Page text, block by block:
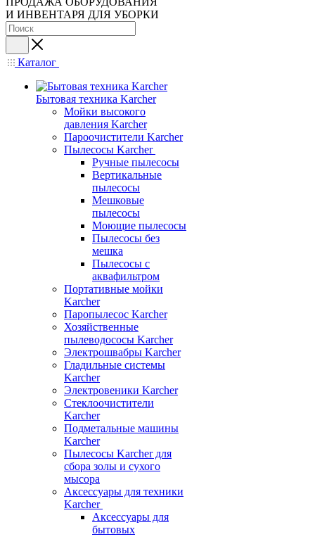
И ИНВЕНТАРЯ ДЛЯ УБОРКИ
Каталог
Бытовая техника Karcher
Мойки высокого
давления Karcher
Пароочистители Karcher
Пылесосы Karcher
Ручные пылесосы
Вертикальные
пылесосы
Мешковые
пылесосы
Моющие пылесосы
Пылесосы без
мешка
Пылесосы с
аквафильтром
Портативные мойки
Karcher
Паропылесос Karcher
Хозяйственные
пылеводососы Karcher
Электрошвабры Karcher
Гладильные системы
Karcher
Электровеники Karcher
Стеклоочистители
Karcher
Подметальные машины
Karcher
Пылесосы Karcher для
сбора золы и сухого
мысора
Аксессуары для техники
Karcher
Аксессуары для
бытовых